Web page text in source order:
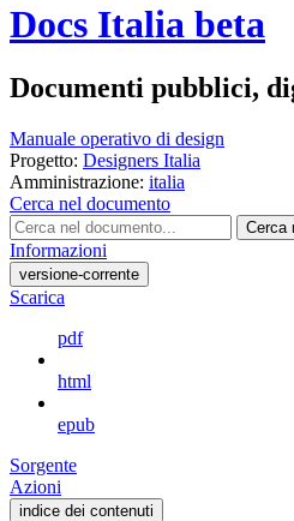
Docs Italia beta
Documenti pubblici,
Manuale operativo di design
Progetto: Designers Italia
Amministrazione: italia
Cerca nel documento
Cerca
Informazioni
versione-corrente
Scarica
pdf
html
epub
Sorgente
Azioni
indice dei contenuti